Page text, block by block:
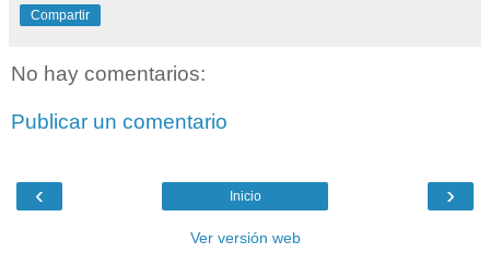
Compartir
No hay comentarios:
Publicar un comentario
‹ ›
Inicio
Ver versión web